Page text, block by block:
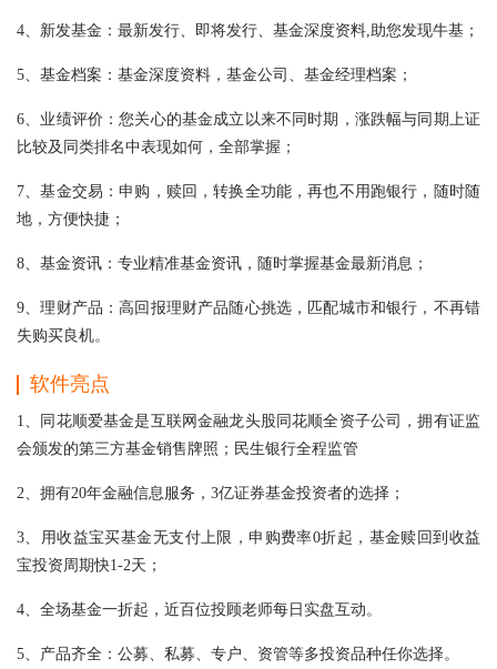
4、新发基金：最新发行、即将发行、基金深度资料,助您发现牛基；
5、基金档案：基金深度资料，基金公司、基金经理档案；
6、业绩评价：您关心的基金成立以来不同时期，涨跌幅与同期上证
比较及同类排名中表现如何，全部掌握；
7、基金交易：申购，赎回，转换全功能，再也不用跑银行，随时随
地，方便快捷；
8、基金资讯：专业精准基金资讯，随时掌握基金最新消息；
9、理财产品：高回报理财产品随心挑选，匹配城市和银行，不再错
失购买良机。
软件亮点
1、同花顺爱基金是互联网金融龙头股同花顺全资子公司，拥有证监
会颁发的第三方基金销售牌照；民生银行全程监管
2、拥有20年金融信息服务，3亿证券基金投资者的选择；
3、用收益宝买基金无支付上限，申购费率0折起，基金赎回到收益
宝投资周期快1-2天；
4、全场基金一折起，近百位投顾老师每日实盘互动。
5、产品齐全：公募、私募、专户、资管等多投资品种任你选择。